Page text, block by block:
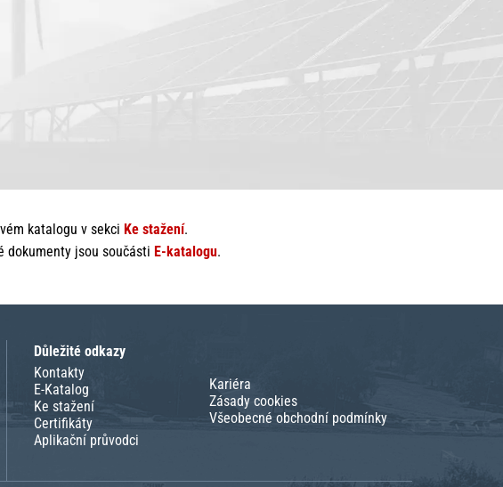
katalogu v sekci Ke stažení.
dokumenty jsou součásti E-katalogu.
Důležité odkazy
Kontakty
E-Katalog
Ke stažení
Certifikáty
Aplikační průvodci
Kariéra
Zásady cookies
Všeobecné obchodní podmínky